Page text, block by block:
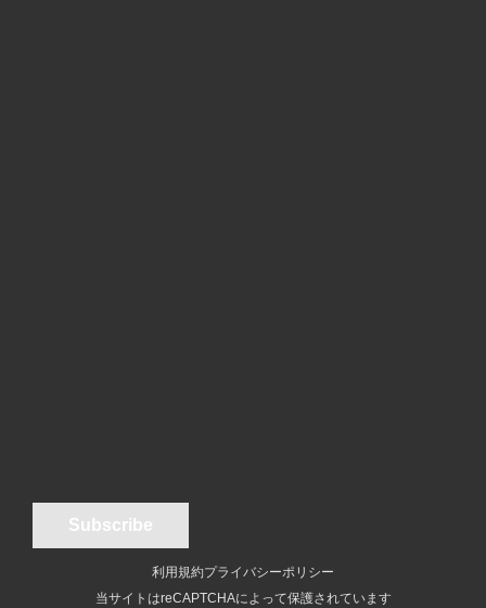
利用規約プライバシーポリシー
当サイトはreCAPTCHAによって保護されています